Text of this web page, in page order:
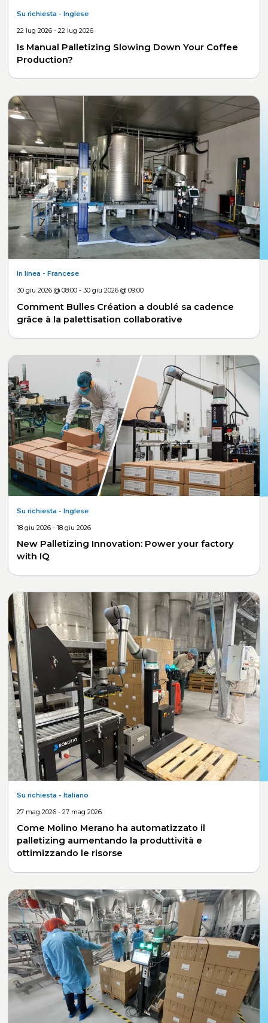
Su richiesta - Inglese
22 lug 2026 - 22 lug 2026
Is Manual Palletizing Slowing Down Your Coffee
Production?
In linea - Francese
30 giu 2026 @ 08:00 - 30 giu 2026 @ 09:00
Comment Bulles Création a doublé sa cadence
grâce à la palettisation collaborative
Su richiesta - Inglese
18 giu 2026 - 18 giu 2026
New Palletizing Innovation: Power your factory
with IQ
Su richiesta - Italiano
27 mag 2026 - 27 mag 2026
Come Molino Merano ha automatizzato il
palletizing aumentando la produttività e
ottimizzando le risorse